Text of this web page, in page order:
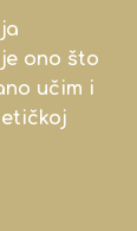
ono što
učim i